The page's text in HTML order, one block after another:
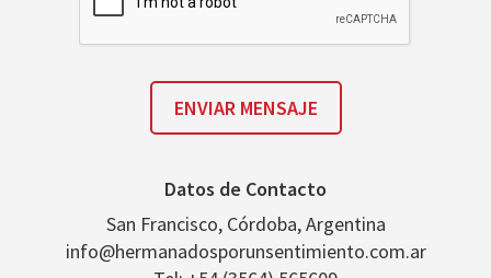
Datos de Contacto
San Francisco, Córdoba, Argentina
info@hermanadosporunsentimiento.com.ar